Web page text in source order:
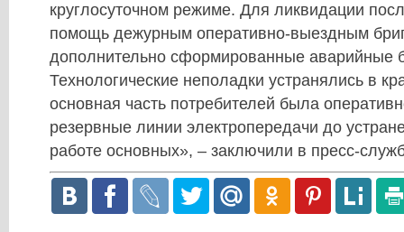
круглосуточном режиме. Для ликвидации
помощь дежурным оперативно-выездным
дополнительно сформированные аварийные
Технологические неполадки устранялись в
основная часть потребителей была
резервные линии электропередачи до
работе основных», – заключили в пресс-